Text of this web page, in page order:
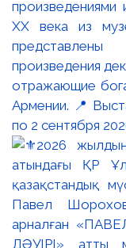
произведениями
XX века из
произведения
отражающие
Армении. 📍
по 2 сентября